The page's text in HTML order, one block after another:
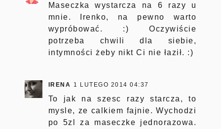
Maseczka wystarcza na 6 razy u
mnie. Irenko, na pewno warto
wypróbować. :) Oczywiście
potrzeba chwili dla siebie,
intymności żeby nikt Ci nie łaził. :)
IRENA 1 LUTEGO 2014 04:37
To jak na szesc razy starcza, to
mysle, ze calkiem fajnie. Wychodzi
po 5zl za maseczke jednorazowa.